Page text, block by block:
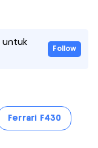
untuk
Follow
Ferrari F430